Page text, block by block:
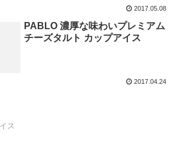
2017.05.08
PABLO 濃厚な味わいプレミアム
チーズタルト カップアイス
2017.04.24
ス